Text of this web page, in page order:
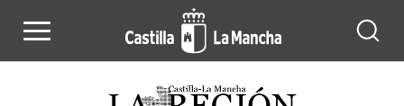
Noticias de la región de Castilla-La